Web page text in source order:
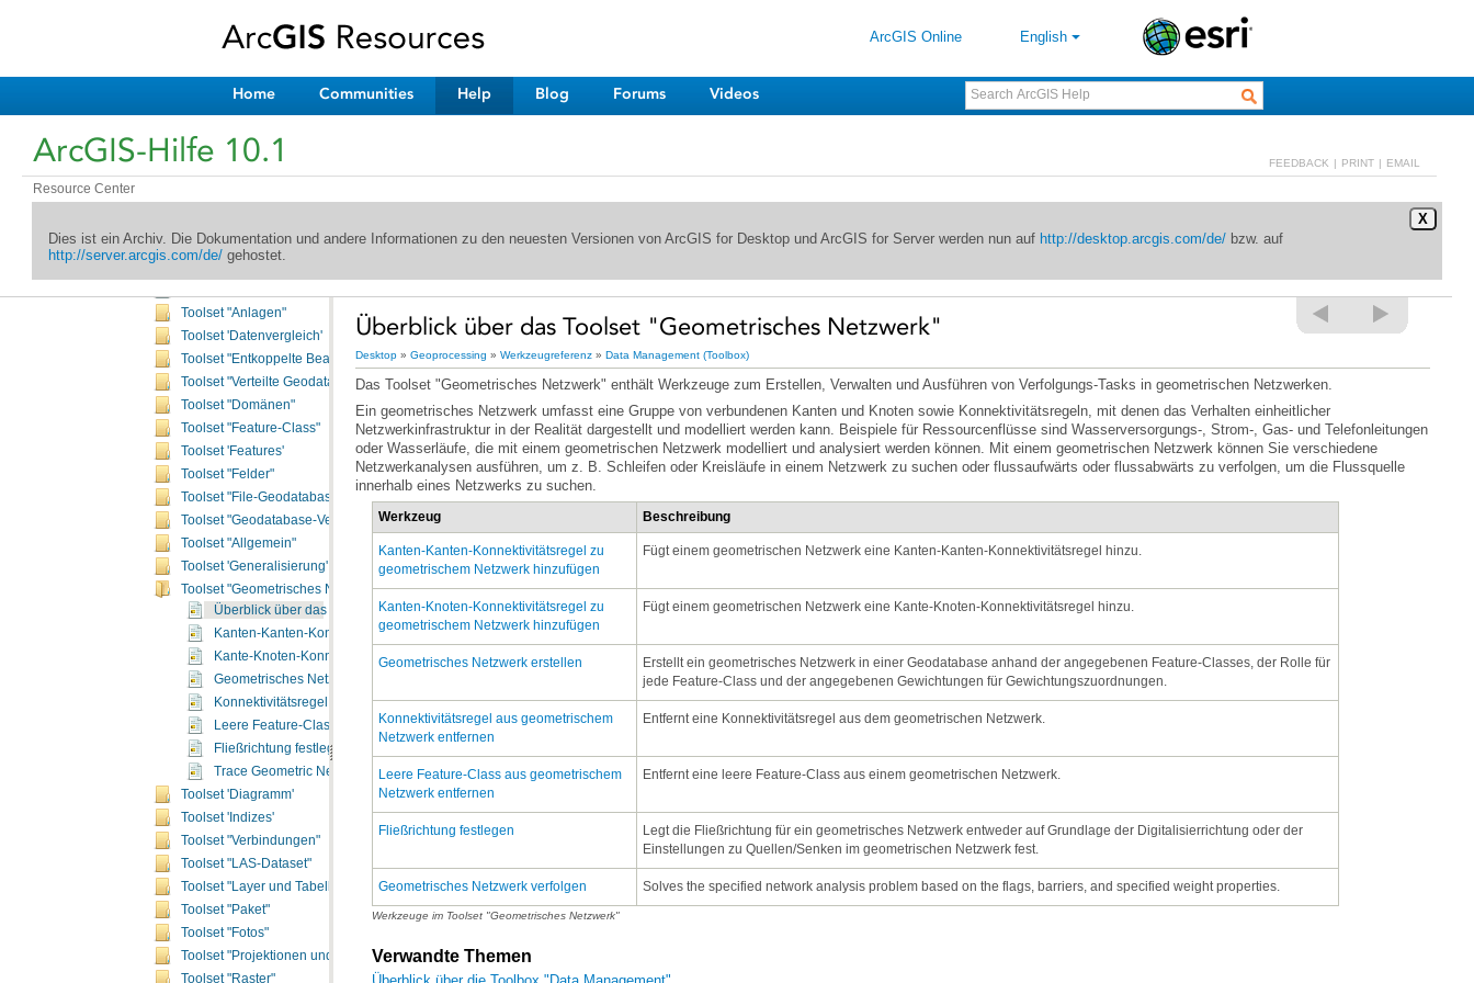
ArcGIS Online English
Home Communities Help Blog Forums Videos
ArcGIS-Hilfe 10.1 FEEDBACK | PRINT | EMAIL
Resource Center
X
Dies ist ein Archiv. Die Dokumentation und andere Informationen zu den neuesten Versionen von ArcGIS for Desktop und ArcGIS for Server werden nun auf http://desktop.arcgis.com/de/bzw. auf
http://server.arcgis.com/de/gehostet.
Aeronautical Data Management (Toolbox)
Cartography (Toolbox)
Conversion (Toolbox)
Coverage (Toolbox)
Data Management (Toolbox)
Überblick über die Toolbox "Data Management"
Toolset "Anlagen"
Toolset 'Datenvergleich'
Toolset "Entkoppelte Bearbeitung"
Toolset "Verteilte Geodatabase"
Toolset "Domänen"
Toolset "Feature-Class"
Toolset 'Features'
Toolset "Felder"
Toolset "File-Geodatabase"
Toolset "Geodatabase-Verwaltung"
Toolset "Allgemein"
Toolset 'Generalisierung'
Toolset "Geometrisches Netzwerk"
Überblick über das Toolset "Geometrisches Netzwerk"
Kanten-Kanten-Konnektivitätsregel zu geometrischem Netzwerk hinzufügen
Kante-Knoten-Konnektivitätsregel zu geometrischem Netzwerk hinzufügen
Geometrisches Netzwerk erstellen
Konnektivitätsregel aus geometrischem Netzwerk entfernen
Leere Feature-Class aus geometrischem Netzwerk entfernen
Fließrichtung festlegen
Trace Geometric Network
Toolset 'Diagramm'
Toolset 'Indizes'
Toolset "Verbindungen"
Toolset "LAS-Dataset"
Toolset "Layer und Tabellensichten"
Toolset "Paket"
Toolset "Fotos"
Toolset "Projektionen und Transformationen"
Toolset "Raster"
Überblick über das Toolset "Geometrisches Netzwerk"
Desktop » Geoprocessing » Werkzeugreferenz » Data Management (Toolbox)
Das Toolset "Geometrisches Netzwerk" enthält Werkzeuge zum Erstellen, Verwalten und Ausführen von Verfolgungs-Tasks in geometrischen Netzwerken.
innerhalb eines Netzwerks zu suchen.
Werkzeug Beschreibung
geometrischem Netzwerk hinzufügen
Fügt einem geometrischen Netzwerk eine Kanten-Kanten-Konnektivitätsregel hinzu.
geometrischem Netzwerk hinzufügen
Fügt einem geometrischen Netzwerk eine Kante-Knoten-Konnektivitätsregel hinzu.
Geometrisches Netzwerk erstellen
jede Feature-Class und der angegebenen Gewichtungen für Gewichtungszuordnungen.
Netzwerk entfernen
Entfernt eine Konnektivitätsregel aus dem geometrischen Netzwerk.
Netzwerk entfernen
Entfernt eine leere Feature-Class aus einem geometrischen Netzwerk.
Fließrichtung festlegen
Einstellungen zu Quellen/Senken im geometrischen Netzwerk fest.
Geometrisches Netzwerk verfolgen Solves the specified network analysis problem based on the flags, barriers, and specified weight properties.
Werkzeuge im Toolset "Geometrisches Netzwerk"
Verwandte Themen